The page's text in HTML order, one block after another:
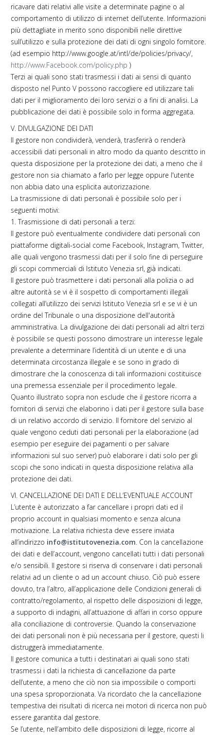
ricavare dati relativi alle visite a determinate pagine o al
comportamento di utilizzo di internet dell’utente. Informazioni
più dettagliate in merito sono disponibili nelle direttive
sull’utilizzo e sulla protezione dei dati di ogni singolo fornitore.
(ad esempio http://www.google.at/intl/de/policies/privacy/,
http://www.Facebook.com/policy.php )
Terzi ai quali sono stati trasmessi i dati ai sensi di quanto
disposto nel Punto V possono raccogliere ed utilizzare tali
dati per il miglioramento dei loro servizi o a fini di analisi. La
pubblicazione dei dati è possibile solo in forma aggregata.
V. DIVULGAZIONE DEI DATI
Il gestore non condividerà, venderà, trasferirà o renderà
accessibili dati personali in altro modo da quanto descritto in
questa disposizione per la protezione dei dati, a meno che il
gestore non sia chiamato a farlo per legge oppure l'utente
non abbia dato una esplicita autorizzazione.
La trasmissione di dati personali è possibile solo per i
seguenti motivi:
1. Trasmissione di dati personali a terzi:
Il gestore può eventualmente condividere dati personali con
piattaforme digitali-social come Facebook, Instagram, Twitter,
alle quali vengono trasmessi dati per il solo fine di perseguire
gli scopi commerciali di Istituto Venezia srl, già indicati.
Il gestore può trasmettere i dati personali alla polizia o ad
altre autorità se vi è il sospetto di comportamenti illegali
collegati all’utilizzo dei servizi Istituto Venezia srl e se vi è un
ordine del Tribunale o una disposizione dell'autorità
amministrativa. La divulgazione dei dati personali ad altri terzi
è possibile se questi possono dimostrare un interesse legale
prevalente a determinare l’identità di un utente e di una
determinata circostanza illegale e se sono in grado di
dimostrare che la conoscenza di tali informazioni costituisce
una premessa essenziale per il procedimento legale.
Quanto illustrato sopra non esclude che il gestore ricorra a
fornitori di servizi che elaborino i dati per il gestore sulla base
di un relativo accordo di servizio. Il fornitore del servizio al
quale vengono ceduti dati personali per la elaborazione (ad
esempio per eseguire dei pagamenti o per salvare
informazioni sul suo server) può elaborare i dati solo per gli
scopi che sono indicati in questa disposizione relativa alla
protezione dei dati.
VI. CANCELLAZIONE DEI DATI E DELL’EVENTUALE ACCOUNT
L’utente è autorizzato a far cancellare i propri dati ed il
proprio account in qualsiasi momento e senza alcuna
motivazione. La relativa richiesta deve essere inviata
all’indirizzo info@istitutovenezia.com. Con la cancellazione
dei dati e dell’account, vengono cancellati tutti i dati personali
e/o sensibili. Il gestore si riserva di conservare i dati personali
relativi ad un cliente o ad un account chiuso. Ciò può essere
dovuto, tra l’altro, all’applicazione delle Condizioni generali di
contratto/regolamento, al rispetto delle disposizioni di legge,
a supporto di indagini, all’attuazione di affari in corso oppure
alla conciliazione di controversie. Quando la conservazione
dei dati personali non è più necessaria per il gestore, questi li
distruggerà immediatamente.
Il gestore comunica a tutti i destinatari ai quali sono stati
trasmessi i dati la richiesta di cancellazione da parte
dell’utente, a meno che ciò non sia impossibile o comporti
una spesa sproporzionata. Va ricordato che la cancellazione
tempestiva dei risultati di ricerca nei motori di ricerca non può
essere garantita dal gestore.
Se l’utente, nell’ambito delle disposizioni di legge, ricorre al